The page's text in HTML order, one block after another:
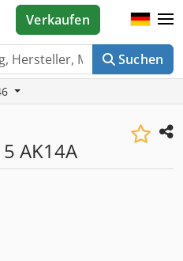
Suchen
Verkaufen
AK14A